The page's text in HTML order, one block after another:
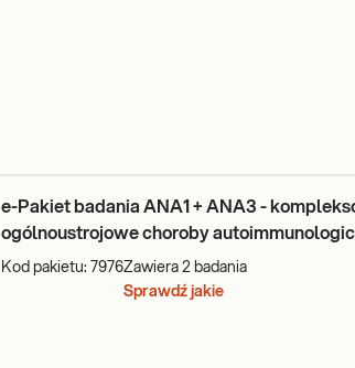
e-Pakiet badania ANA1 + ANA3 -
ogólnoustrojowe choroby
Kod pakietu: 7976Zawiera 2 badania
Sprawdź jakie